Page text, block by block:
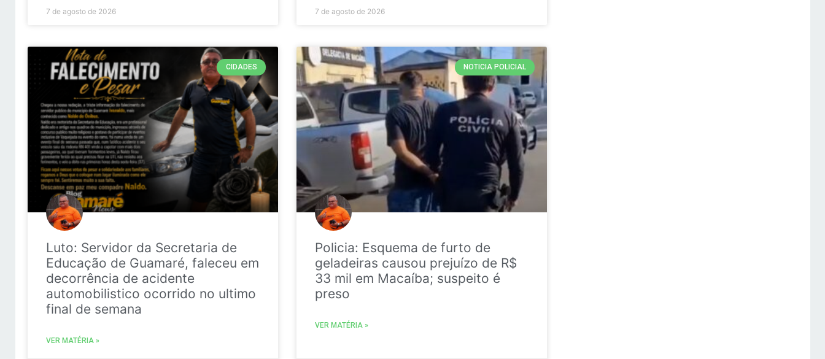
7 de agosto de 2026 7 de agosto de 2026
CIDADES
Luto: Servidor da Secretaria de
Educação de Guamaré, faleceu em
decorrência de acidente
automobilistico ocorrido no ultimo
final de semana
VER MATÉRIA »
NOTICIA POLICIAL
Policia: Esquema de furto de
geladeiras causou prejuízo de R$
33 mil em Macaíba; suspeito é
preso
VER MATÉRIA »